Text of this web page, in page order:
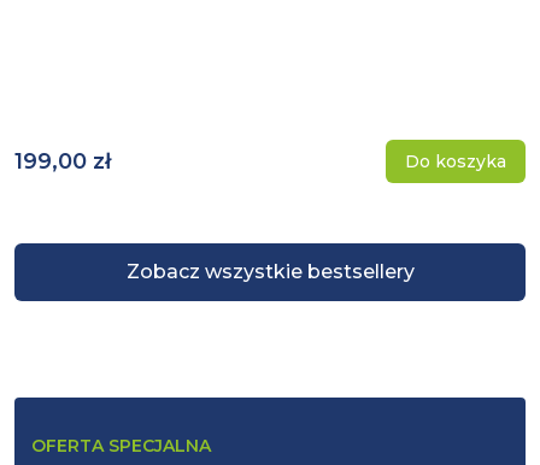
Zobacz wszystkie bestsellery
199,00 zł Do koszyka
OFERTA SPECJALNA